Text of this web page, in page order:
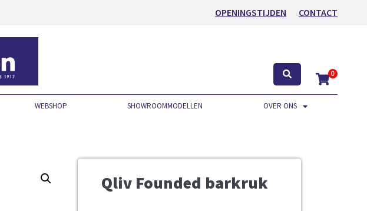
OPENINGSTIJDEN CONTACT
0
WEBSHOP SHOWROOMMODELLEN OVER ONS
Qliv Founded barkruk